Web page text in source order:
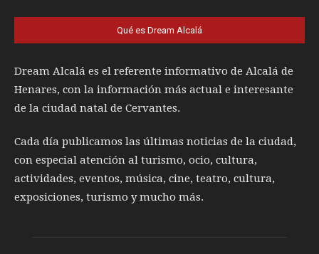
Qué es Dream Alcalá
Dream Alcalá es el referente informativo de Alcalá de
Henares, con la información más actual e interesante
de la ciudad natal de Cervantes.
Cada día publicamos las últimas noticias de la ciudad,
con especial atención al turismo, ocio, cultura,
actividades, eventos, música, cine, teatro, cultura,
exposiciones, turismo y mucho más.